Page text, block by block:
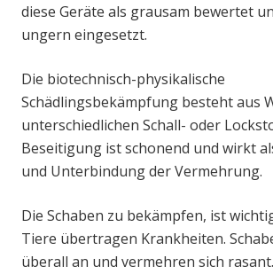
diese Geräte als grausam bewertet
ungern eingesetzt.
Die biotechnisch-physikalische
Schädlingsbekämpfung besteht aus
unterschiedlichen Schall- oder
Beseitigung ist schonend und wirkt
und Unterbindung der Vermehrung.
Die Schaben zu bekämpfen, ist
Tiere übertragen Krankheiten.
überall an und vermehren sich